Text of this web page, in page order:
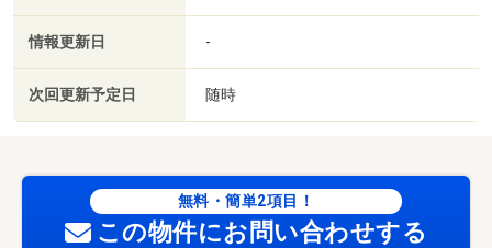
情報更新日 -
次回更新予定日 随時
無料・簡単2項目！
この物件にお問い合わせする